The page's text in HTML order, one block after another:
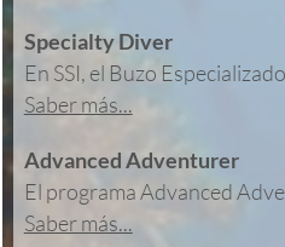
Specialty Diver
En SSI, el Buzo
Saber más...
Advanced Adventurer
El programa Advanced
Saber más...